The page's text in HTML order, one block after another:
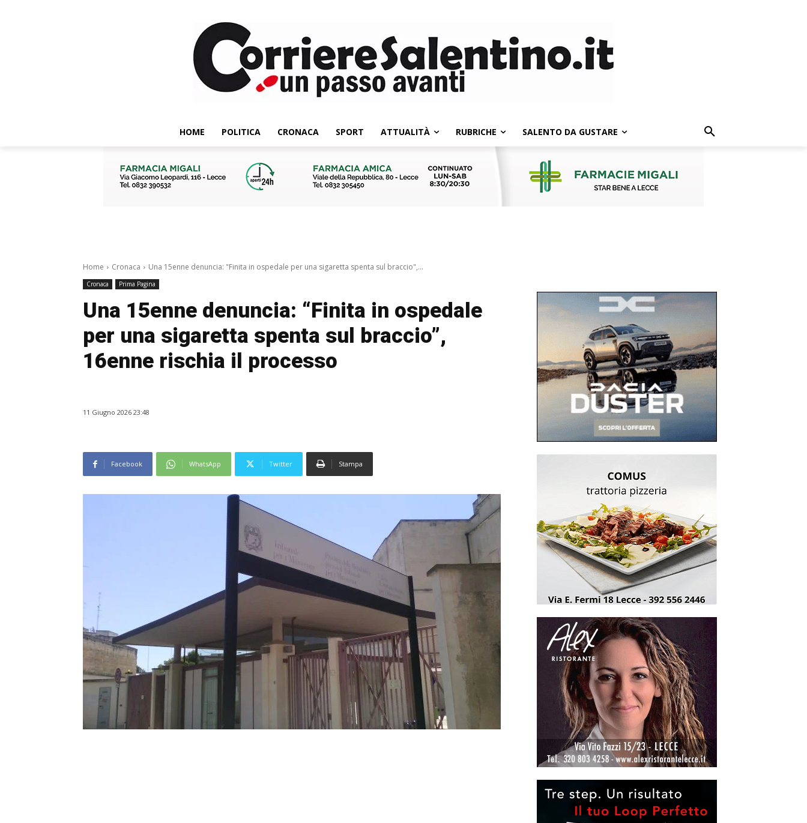
HOME POLITICA CRONACA SPORT ATTUALITÀ RUBRICHE SALENTO DA GUSTARE
Home Cronaca Una 15enne denuncia: "Finita in ospedale per una sigaretta spenta sul braccio",...
Cronaca Prima Pagina
Una 15enne denuncia: “Finita in ospedale
per una sigaretta spenta sul braccio”,
16enne rischia il processo
11 Giugno 2026 23:48
Facebook WhatsApp Twitter Stampa